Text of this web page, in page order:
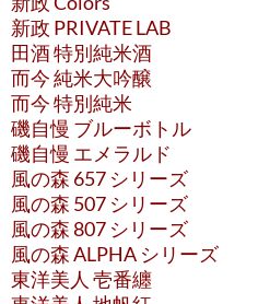
新政 PRIVATE LAB
田酒 特別純米酒
而今 純米大吟醸
而今 特別純米
磯自慢 ブルーボトル
磯自慢 エメラルド
風の森 657 シリーズ
風の森 507 シリーズ
風の森 807 シリーズ
風の森 ALPHA シリーズ
東洋美人 壱番纏